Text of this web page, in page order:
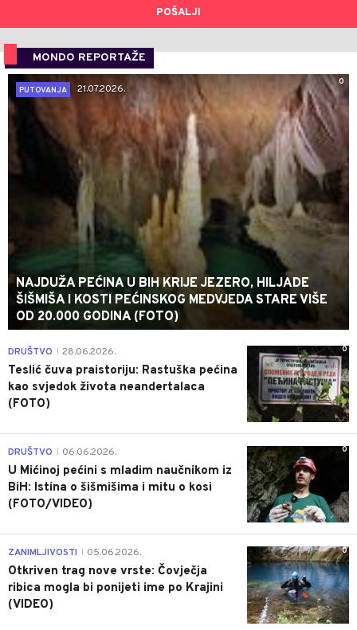
POŠALJI
MONDO REPORTAŽE
0
PUTOVANJA
21.07.2026.
NAJDUŽA PEĆINA U BIH KRIJE JEZERO, HILJADE
ŠIŠMIŠA I KOSTI PEĆINSKOG MEDVJEDA STARE VIŠE
OD 20.000 GODINA (FOTO)
0
DRUŠTVO 28.06.2026.
Teslić čuva praistoriju: Rastuška pećina
kao svjedok života neandertalaca
(FOTO)
0
DRUŠTVO 06.06.2026.
U Mićinoj pećini s mladim naučnikom iz
BiH: Istina o šišmišima i mitu o kosi
(FOTO/VIDEO)
0
ZANIMLJIVOSTI 05.06.2026.
Otkriven trag nove vrste: Čovječja
ribica mogla bi ponijeti ime po Krajini
(VIDEO)